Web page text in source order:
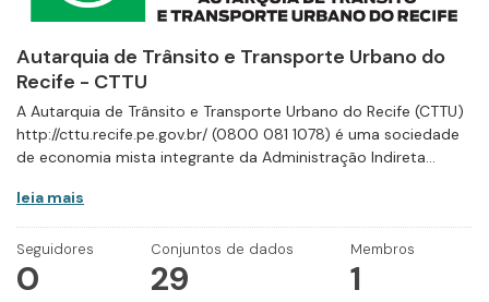
Autarquia de Trânsito e Transporte Urbano do
Recife - CTTU
A Autarquia de Trânsito e Transporte Urbano do Recife (CTTU)
http://cttu.recife.pe.gov.br/ (0800 081 1078) é uma sociedade
de economia mista integrante da Administração Indireta...
leia mais
Seguidores
0
Conjuntos de dados
29
Membros
1